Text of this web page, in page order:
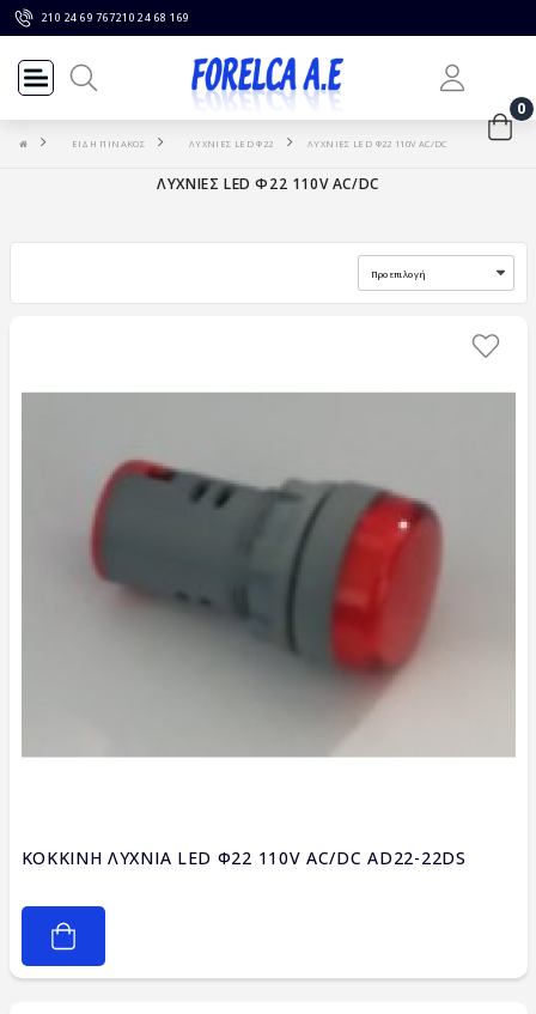
210 24 69 767210 24 68 169
0
ΕΙΔΗ ΠΙΝΑΚΟΣ ΛΥΧΝΙΕΣ LED Φ22 ΛΥΧΝΙΕΣ LED Φ22 110V AC/DC
ΛΥΧΝΙΕΣ LED Φ22 110V AC/DC
ΚΟΚΚΙΝΗ ΛΥΧΝΙΑ LED Φ22 110V AC/DC AD22-22DS